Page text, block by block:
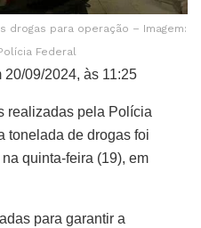
drogas para operação – Imagem:
Federal
20/09/2024, às 11:25
realizadas pela Polícia
tonelada de drogas foi
quinta-feira (19), em
para garantir a